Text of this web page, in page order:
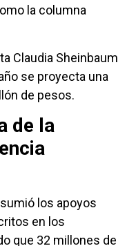
la columna
Claudia Sheinbaum
se proyecta una
de pesos.
de la
los apoyos
en los
que 32 millones de